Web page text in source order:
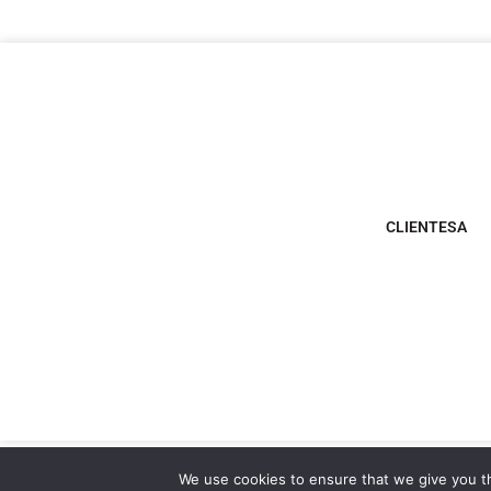
CLIENTESA
We use cookies to ensure that we give you